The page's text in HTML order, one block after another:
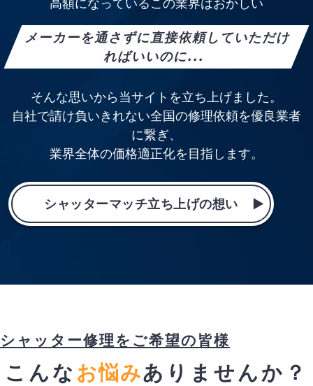
高額になっているこの業界はおかしい
メーカーを通さずに直接依頼していただけ
ればいいのに...
そんな思いから当サイトを立ち上げました。
自社で請け負いきれない全国の修理依頼を優良業者
に繋ぎ、
業界全体の価格適正化を目指します。
シャッターマッチ立ち上げの想い
シャッター修理をご希望の皆様
こんな お悩みありませんか？